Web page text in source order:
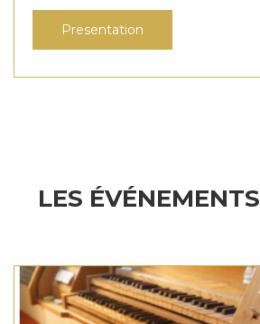
Presentation
LES ÉVÉNEMENTS